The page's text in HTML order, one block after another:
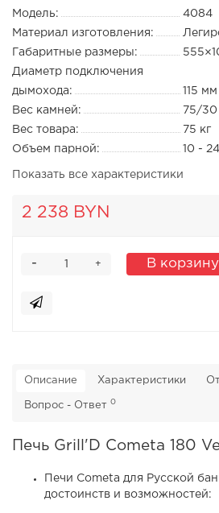
Модель:
4084
Материал изготовления:
Габаритные размеры:
Диаметр подключения
дымохода:
115 мм
Вес камней:
75/30
Вес товара:
75 кг
Объем парной:
10 -
Показать все характеристики
2 238 BYN
+
- В корзину
Описание Характеристики
Вопрос - Ответ 0
Печь Grill'D Cometa 180
Печи Cometa для Русской
достоинств и возможностей: